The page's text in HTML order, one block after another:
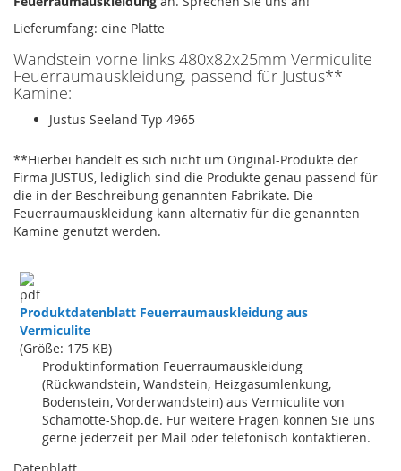
Lieferumfang: eine Platte
Wandstein vorne links 480x82x25mm Vermiculite
Feuerraumauskleidung, passend für Justus**
Kamine:
Justus Seeland Typ 4965
**Hierbei handelt es sich nicht um Original-Produkte der
Firma JUSTUS, lediglich sind die Produkte genau passend für
die in der Beschreibung genannten Fabrikate. Die
Feuerraumauskleidung kann alternativ für die genannten
Kamine genutzt werden.
Produktdatenblatt Feuerraumauskleidung aus
Vermiculite
(Größe: 175 KB)
Produktinformation Feuerraumauskleidung
(Rückwandstein, Wandstein, Heizgasumlenkung,
Bodenstein, Vorderwandstein) aus Vermiculite von
Schamotte-Shop.de. Für weitere Fragen können Sie uns
gerne jederzeit per Mail oder telefonisch kontaktieren.